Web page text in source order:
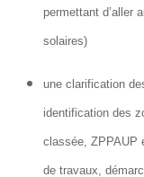
permettant d’aller
solaires)
une clarification
identification des
classée, ZPPAUP
de travaux,